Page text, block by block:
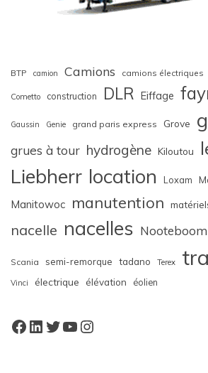
BTP camion Camions camions électriques
Cometto construction DLR Eiffage
Gaussin Genie grand paris express Grove
grues à tour hydrogène Kiloutou
Liebherr location Loxam
Manitowoc manutention
nacelle nacelles Nooteboom
Scania semi-remorque tadano Terex
Vinci électrique élévation éolien
Facebook
LinkedIn
Twitter
YouTube
Instagram